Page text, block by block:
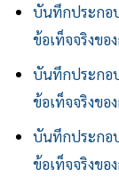
บันทึกประกอ
ข้อเท็จจริงขอ
บันทึกประกอ
ข้อเท็จจริงขอ
บันทึกประกอ
ข้อเท็จจริงขอ